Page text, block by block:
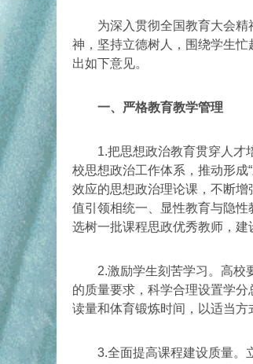
为深入贯彻全国教育大会精神
神，坚持立德树人，围绕学生
出如下意见。
一、严格教育教学管理
1.把思想政治教育贯穿人才培
校思想政治工作体系，推动形
效应的思想政治理论课，不断
值引领相统一、显性教育与隐
选树一批课程思政优秀教师，建
2.激励学生刻苦学习。高校要
的质量要求，科学合理设置学
读量和体育锻炼时间，以适当
3.全面提高课程建设质量。立